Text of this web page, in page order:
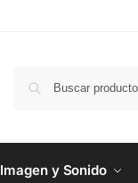
Imagen y Sonido